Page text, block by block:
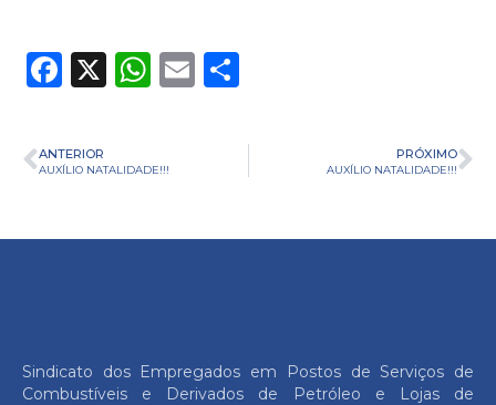
Facebook
X WhatsApp
Email
ANTERIOR
AUXÍLIO NATALIDADE!!!
PRÓXIMO
AUXÍLIO NATALIDADE!!!
Sindicato dos Empregados em Postos de Serviços de
Combustíveis e Derivados de Petróleo e Lojas de